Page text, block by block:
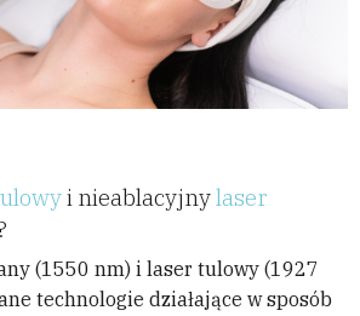
i nieablacyjnylaser
(1550 nm) i laser tulowy (1927
technologie działające w sposób